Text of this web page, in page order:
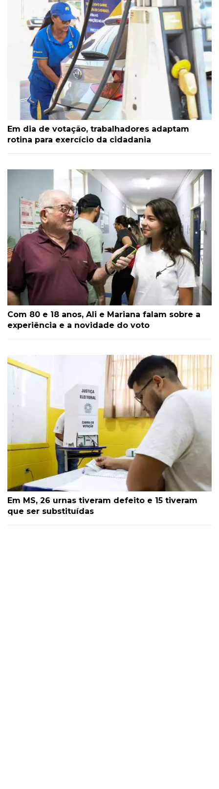
Em dia de votação, trabalhadores adaptam
rotina para exercício da cidadania
Com 80 e 18 anos, Ali e Mariana falam sobre a
experiência e a novidade do voto
Em MS, 26 urnas tiveram defeito e 15 tiveram
que ser substituídas